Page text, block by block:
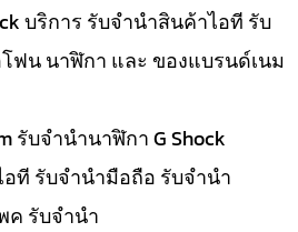
บริการ รับจำนำสินค้าไอที รับ
ฟน นาฬิกา และ ของแบรนด์เนม
รับจำนำนาฬิกา G Shock
ที รับจำนำมือถือ รับจำนำ
ค รับจำนำ